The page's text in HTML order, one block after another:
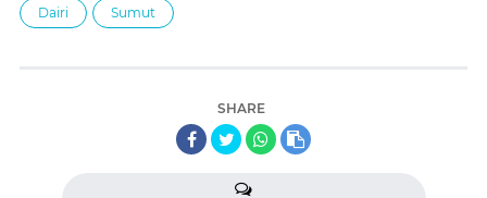
Dairi Sumut
SHARE